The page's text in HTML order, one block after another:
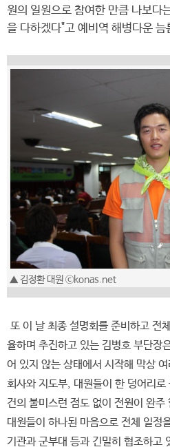
원의 일원으로 참여한 만큼 나보다
을 다하겠다"고 예비역 해병다운
▲ 김정환 대원 ⓒkonas.net
또 이 날 최종 설명회를 준비하고 전
율하며 추진하고 있는 김병호 부단장
어 있지 않는 상태에서 시작해 막상
회사와 지도부, 대원들이 한 덩어리
건의 불미스런 점도 없이 전원이 완
대원들이 하나된 마음으로 전체 일정
기관과 군부대 등과 긴밀히 협조하고